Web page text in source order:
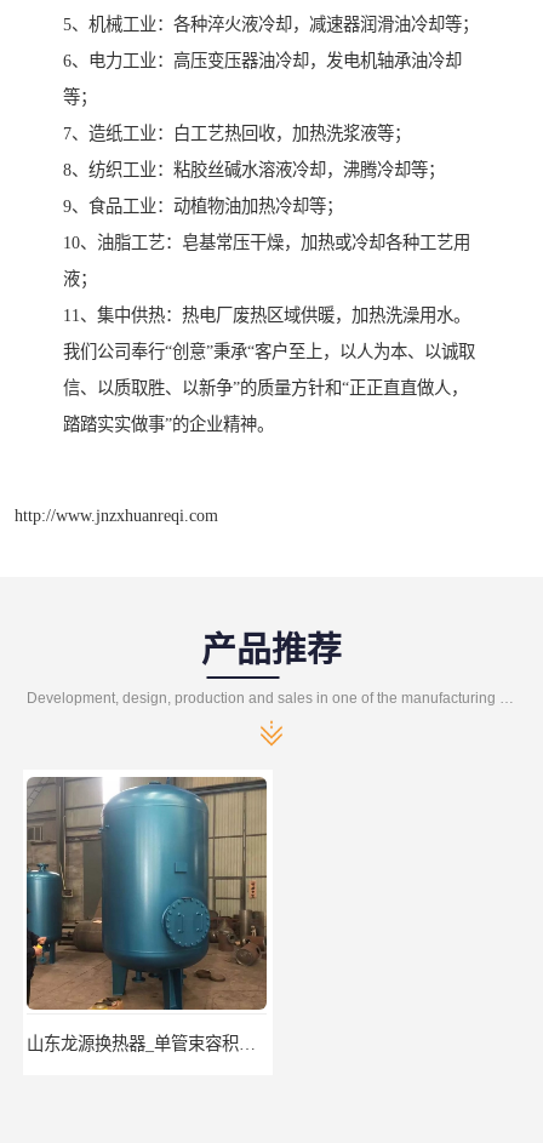
5、机械工业：各种淬火液冷却，减速器润滑油冷却等；
6、电力工业：高压变压器油冷却，发电机轴承油冷却
等；
7、造纸工业：白工艺热回收，加热洗浆液等；
8、纺织工业：粘胶丝碱水溶液冷却，沸腾冷却等；
9、食品工业：动植物油加热冷却等；
10、油脂工艺：皂基常压干燥，加热或冷却各种工艺用
液；
11、集中供热：热电厂废热区域供暖，加热洗澡用水。
我们公司奉行“创意”秉承“客户至上，以人为本、以诚取
信、以质取胜、以新争”的质量方针和“正正直直做人，
踏踏实实做事”的企业精神。
http://www.jnzxhuanreqi.com
产品推荐
山东龙源换热器_单管束容积式换热器